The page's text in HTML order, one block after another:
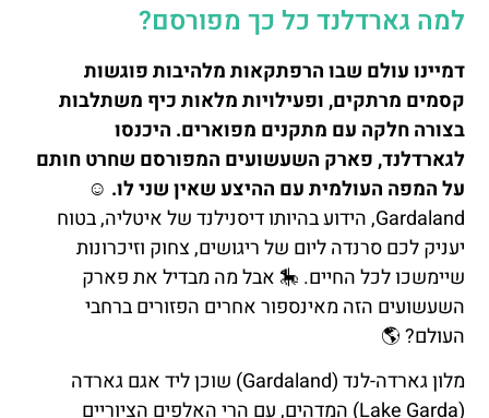
למה גארדלנד כל כך מפורסם?
דמיינו עולם שבו הרפתקאות מלהיבות פוגשות
קסמים מרתקים, ופעילויות מלאות כיף משתלבות
בצורה חלקה עם מתקנים מפוארים. היכנסו
לגארדלנד, פארק השעשועים המפורסם שחרט חותם
על המפה העולמית עם ההיצע שאין שני לו. ☺️
Gardaland, הידוע בהיותו דיסנילנד של איטליה, בטוח
יעניק לכם סרנדה ליום של ריגושים, צחוק וזיכרונות
שיימשכו לכל החיים. 🎠 אבל מה מבדיל את פארק
השעשועים הזה מאינספור אחרים הפזורים ברחבי
העולם? 🌎
מלון גארדה-לנד (Gardaland) שוכן ליד אגם גארדה
(Lake Garda) המדהים, עם הרי האלפים הציוריים